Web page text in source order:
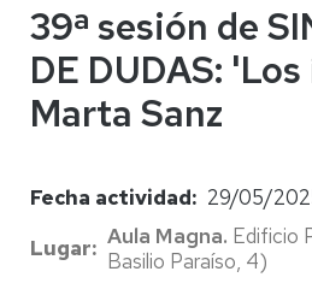
39ª sesión de
DE DUDAS:
Marta Sanz
Fecha actividad
29/05/
Lugar
Aula Magna. Edificio
Basilio Paraíso, 4)